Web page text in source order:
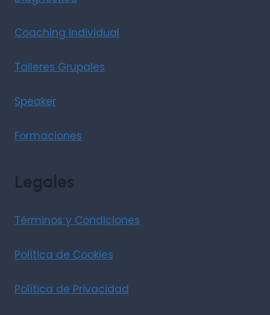
Coaching Individual
Talleres Grupales
Speaker
Formaciones
Legales
Términos y Condiciones
Política de Cookies
Política de Privacidad